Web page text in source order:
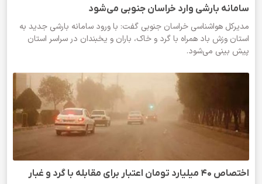
سامانه بارشی وارد خراسان جنوبی می‌شود
مدیرکل هواشناسی خراسان جنوبی گفت: با ورود سامانه بارشی جدید به
استان وزش باد همراه با گرد و خاک، باران و یخبندان در سراسر استان
پیش بینی می‌شود.
اختصاص ۴۰ میلیارد تومان اعتبار برای مقابله با گرد و غبار